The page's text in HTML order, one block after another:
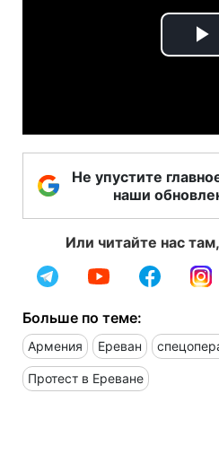
Не упустите
наши
Или читайте нас
Больше по теме:
Армения Ереван
Протест в Ереване